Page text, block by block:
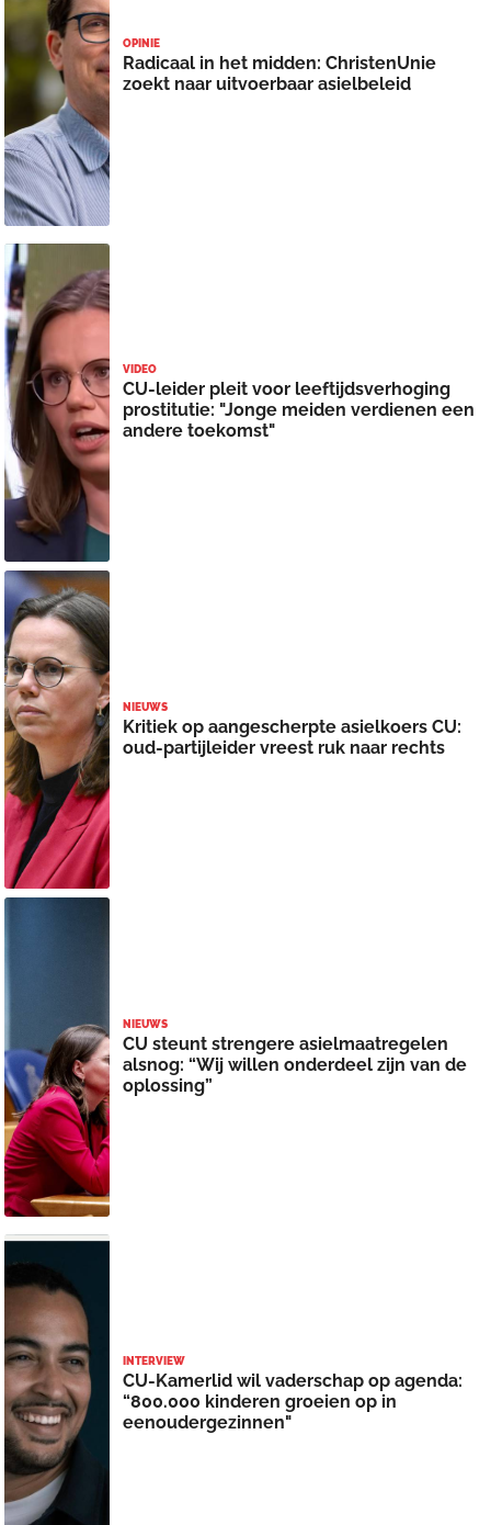
OPINIE
Radicaal in het midden: ChristenUnie
zoekt naar uitvoerbaar asielbeleid
VIDEO
CU-leider pleit voor leeftijdsverhoging
prostitutie: "Jonge meiden verdienen een
andere toekomst"
NIEUWS
Kritiek op aangescherpte asielkoers CU:
oud-partijleider vreest ruk naar rechts
NIEUWS
CU steunt strengere asielmaatregelen
alsnog: “Wij willen onderdeel zijn van de
oplossing”
INTERVIEW
CU-Kamerlid wil vaderschap op agenda:
“800.000 kinderen groeien op in
eenoudergezinnen"